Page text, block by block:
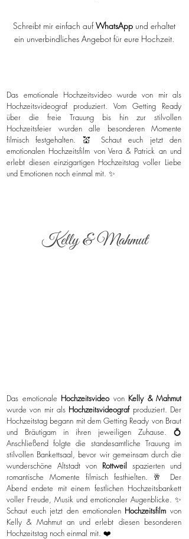
Schreibt mir einfach aufWhatsAppund erhaltet
ein unverbindliches Angebot für eure Hochzeit.
Das emotionale Hochzeitsvideo wurde von mir als
Hochzeitsvideograf produziert. Vom Getting Ready
über die freie Trauung bis hin zur stilvollen
Hochzeitsfeier wurden alle besonderen Momente
filmisch festgehalten. 💒 Schaut euch jetzt den
emotionalen Hochzeitsfilm von Vera & Patrick an und
erlebt diesen einzigartigen Hochzeitstag voller Liebe
und Emotionen noch einmal mit. ✨
Kelly & Mahmut
Das emotionale Hochzeitsvideovon Kelly & Mahmut
wurde von mir als Hochzeitsvideograf produziert. Der
Hochzeitstag begann mit dem Getting Ready von Braut
und Bräutigam in ihren jeweiligen Zuhause. 💍
Anschließend folgte die standesamtliche Trauung im
stilvollen Bankettsaal, bevor wir gemeinsam durch die
wunderschöne Altstadt von Rottweil spazierten und
romantische Momente filmisch festhielten. 🥂 Der
Abend endete mit einem festlichen Hochzeitsbankett
voller Freude, Musik und emotionaler Augenblicke. ✨
Schaut euch jetzt den emotionalen Hochzeitsfilmvon
Kelly & Mahmut an und erlebt diesen besonderen
Hochzeitstag noch einmal mit. ❤️